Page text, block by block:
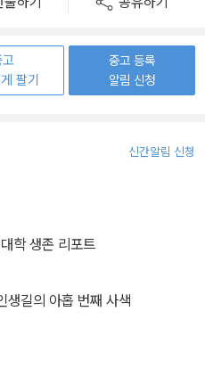
고
팔기
중고 등록
알림 신청
신간알림 신청
학 생존 리포트
생길의 아홉 번째 사색